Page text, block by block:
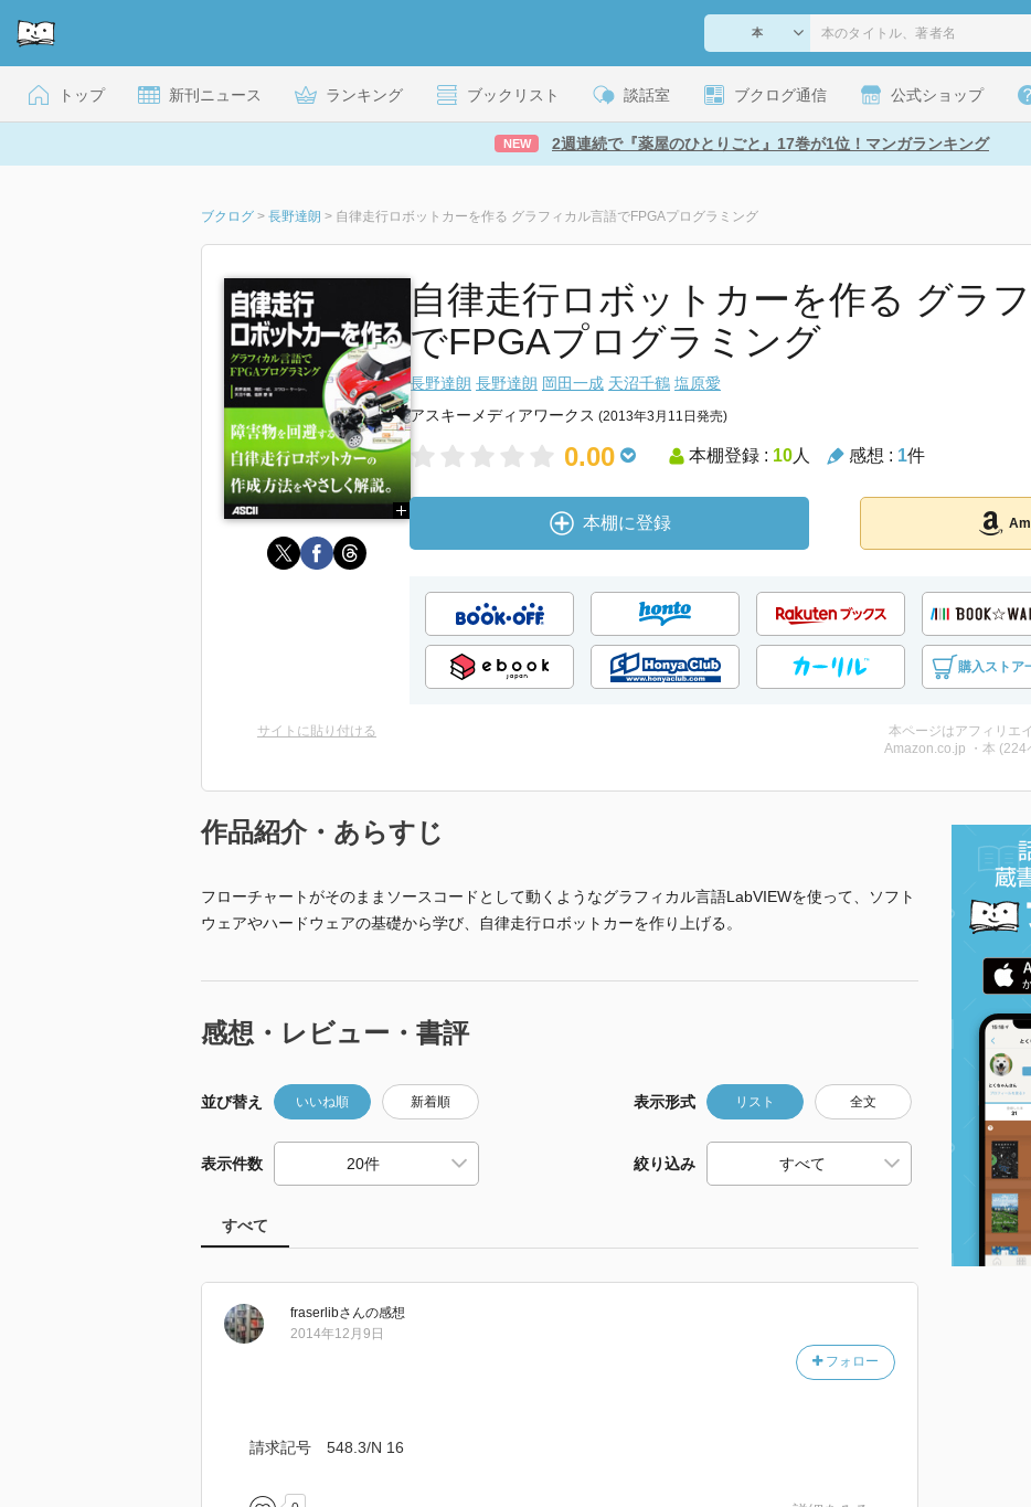
トップ 新刊ニュース ランキング ブックリスト 談話室 ブクログ通信 公式ショップ
NEW 2週連続で『薬屋のひとりごと』17巻が1位！マンガランキング
ブクログ > 長野達朗 > 自律走行ロボットカーを作る グラフィカル言語でFPGAプログラミング
自律走行ロボットカーを作る グラ
でFPGAプログラミング
長野達朗 長野達朗 岡田一成 天沼千鶴 塩原愛
アスキーメディアワークス (2013年3月11日発売)
0.00 本棚登録 : 10人 感想 : 1件
本棚に登録
購入ストア
サイトに貼り付ける
本ページはアフィリエ
Amazon.co.jp ・本
作品紹介・あらすじ
フローチャートがそのままソースコードとして動くようなグラフィカル言語LabVIEWを使って、ソフト
ウェアやハードウェアの基礎から学び、自律走行ロボットカーを作り上げる。
感想・レビュー・書評
並び替え いいね順 新着順 表示形式 リスト 全文
表示件数 絞り込み
すべて
fraserlibさんの感想
フォロー
2014年12月9日
請求記号 548.3/N 16